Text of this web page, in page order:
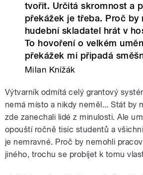
tvořit. Určitá skromnost a
překážek je třeba. Proč by
hudební skladatel hrát v
To hovoření o velkém
překážek mi připadá
Milan Knížák
Výtvarník odmítá celý grantový
nemá místo a nikdy neměl... Stát by
zde zanechali lidé z minulosti. Ale
opouští ročně tisíc studentů a
je nemravné. Proč by nemohli
jiného, trochu se probíjet k tomu